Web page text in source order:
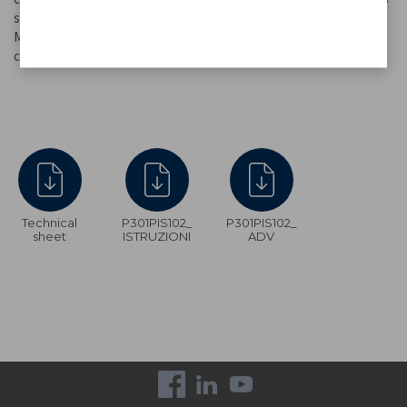
suaves y brillantes. 3 ajustes de temperatura y 2 velocidades.
Mango ergonómico, punta fría y cable giratorio para máxima
comodidad del usuario.
Technical
sheet
P301PIS102_
ISTRUZIONI
P301PIS102_
ADV